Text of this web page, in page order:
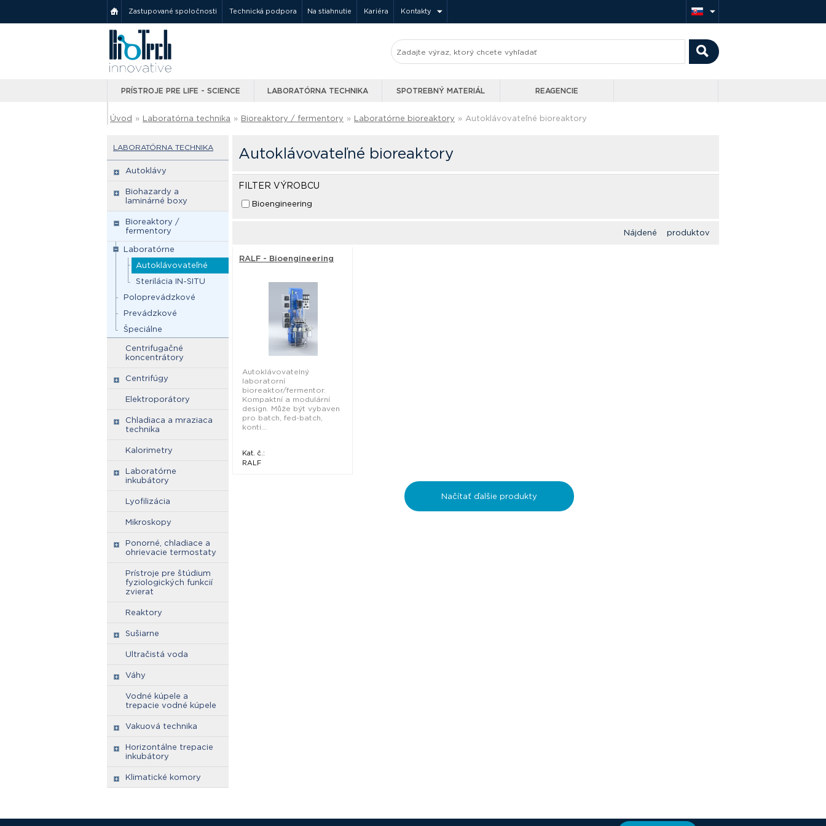
Zastupované spoločnosti Technická podpora Na stiahnutie Kariéra Kontakty
PRÍSTROJE PRE LIFE - SCIENCE LABORATÓRNA TECHNIKA SPOTREBNÝ MATERIÁL REAGENCIE
Úvod » Laboratórna technika » Bioreaktory / fermentory » Laboratórne bioreaktory » Autoklávovateľné bioreaktory
LABORATÓRNA TECHNIKA
Autoklávy
Biohazardy a
laminárné boxy
Bioreaktory /
fermentory
Laboratórne
Autoklávovateľné
Sterilácia IN-SITU
Poloprevádzkové
Prevádzkové
Špeciálne
Centrifugačné
koncentrátory
Centrifúgy
Elektroporátory
Chladiaca a mraziaca
technika
Kalorimetry
Laboratórne
inkubátory
Lyofilizácia
Mikroskopy
Ponorné, chladiace a
ohrievacie termostaty
Prístroje pre štúdium
fyziologických funkcií
zvierat
Reaktory
Sušiarne
Ultračistá voda
Váhy
Vodné kúpele a
trepacie vodné kúpele
Vakuová technika
Horizontálne trepacie
inkubátory
Klimatické komory
Autoklávovateľné bioreaktory
FILTER VÝROBCU
Bioengineering
Nájdené produktov
RALF - Bioengineering
Autoklávovatelný
laboratorní
bioreaktor/fermentor.
Kompaktní a modulární
design. Může být vybaven
pro batch, fed-batch,
konti...
Kat. č.:
RALF
Načítať ďalšie produkty